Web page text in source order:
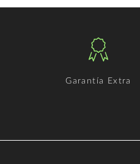
Garantía Extra